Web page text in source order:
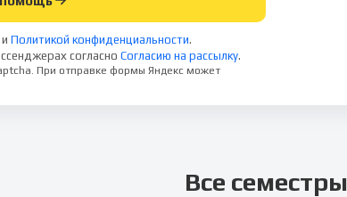
и Политикой конфиденциальности.
согласно Согласию на рассылку.
При отправке формы Яндекс может
Все семестры